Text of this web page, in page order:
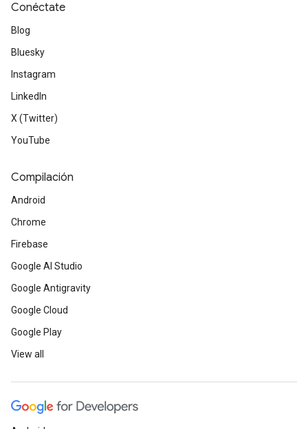
Conéctate
Blog
Bluesky
Instagram
LinkedIn
X (Twitter)
YouTube
Compilación
Android
Chrome
Firebase
Google AI Studio
Google Antigravity
Google Cloud
Google Play
View all